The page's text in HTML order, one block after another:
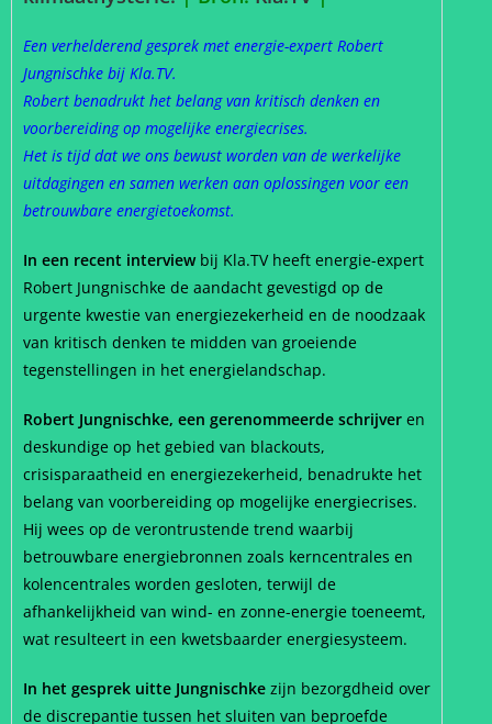
Een verhelderend gesprek met energie-expert Robert
Jungnischke bij Kla.TV.
Robert benadrukt het belang van kritisch denken en
voorbereiding op mogelijke energiecrises.
Het is tijd dat we ons bewust worden van de werkelijke
uitdagingen en samen werken aan oplossingen voor een
betrouwbare energietoekomst.
In een recent interviewbij Kla.TV heeft energie-expert
Robert Jungnischke de aandacht gevestigd op de
urgente kwestie van energiezekerheid en de noodzaak
van kritisch denken te midden van groeiende
tegenstellingen in het energielandschap.
Robert Jungnischke, een gerenommeerde schrijver en
deskundige op het gebied van blackouts,
crisisparaatheid en energiezekerheid, benadrukte het
belang van voorbereiding op mogelijke energiecrises.
Hij wees op de verontrustende trend waarbij
betrouwbare energiebronnen zoals kerncentrales en
kolencentrales worden gesloten, terwijl de
afhankelijkheid van wind- en zonne-energie toeneemt,
wat resulteert in een kwetsbaarder energiesysteem.
In het gesprek uitte Jungnischke zijn bezorgdheid over
de discrepantie tussen het sluiten van beproefde